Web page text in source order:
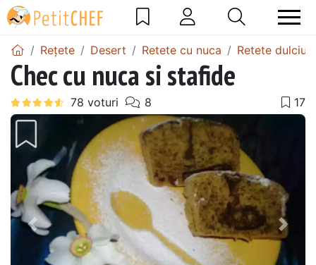
Rețete Desert Retete cu nuca Retete
Chec cu nuca si stafide
Precedentul